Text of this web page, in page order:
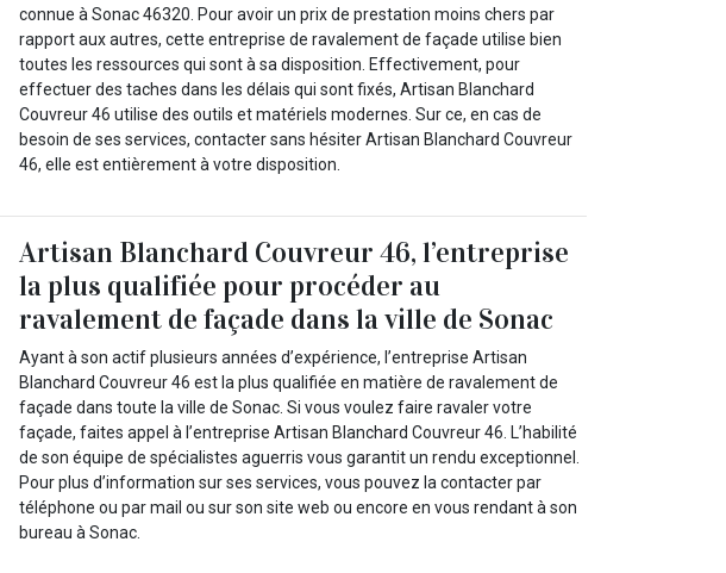
connue à Sonac 46320. Pour avoir un prix de prestation moins chers par
rapport aux autres, cette entreprise de ravalement de façade utilise bien
toutes les ressources qui sont à sa disposition. Effectivement, pour
effectuer des taches dans les délais qui sont fixés, Artisan Blanchard
Couvreur 46 utilise des outils et matériels modernes. Sur ce, en cas de
besoin de ses services, contacter sans hésiter Artisan Blanchard Couvreur
46, elle est entièrement à votre disposition.
Artisan Blanchard Couvreur 46, l’entreprise
la plus qualifiée pour procéder au
ravalement de façade dans la ville de Sonac
Ayant à son actif plusieurs années d’expérience, l’entreprise Artisan
Blanchard Couvreur 46 est la plus qualifiée en matière de ravalement de
façade dans toute la ville de Sonac. Si vous voulez faire ravaler votre
façade, faites appel à l’entreprise Artisan Blanchard Couvreur 46. L’habilité
de son équipe de spécialistes aguerris vous garantit un rendu exceptionnel.
Pour plus d’information sur ses services, vous pouvez la contacter par
téléphone ou par mail ou sur son site web ou encore en vous rendant à son
bureau à Sonac.